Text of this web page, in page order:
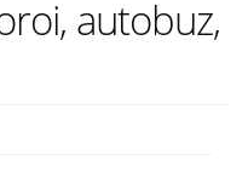
autobuz,